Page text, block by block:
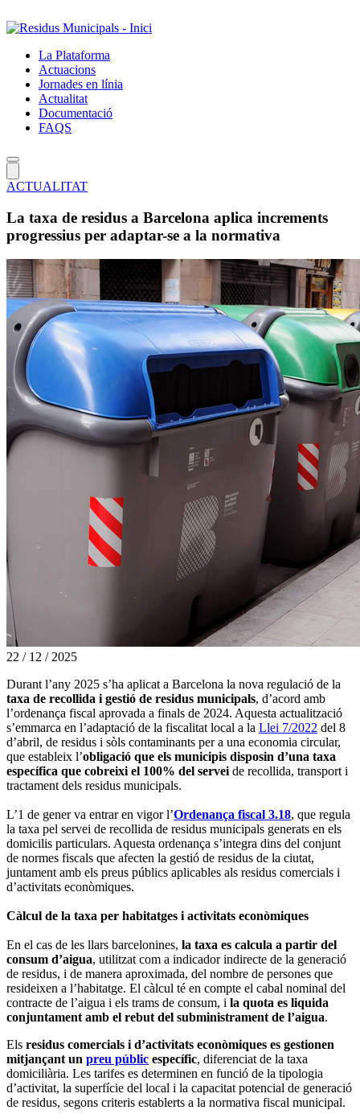
al
principalLa Plataforma
Actuacions
Jornades en línia
Actualitat
Documentació
FAQS
ACTUALITAT
La taxa de residus a Barcelona aplica increments
progressius per adaptar-se a la normativa
22 / 12 / 2025
Durant l’any 2025 s’ha aplicat a Barcelona la nova regulació de la
taxa de recollida i gestió de residus municipals, d’acord amb
l’ordenança fiscal aprovada a finals de 2024. Aquesta actualització
s’emmarca en l’adaptació de la fiscalitat local a la Llei 7/2022 del 8
d’abril, de residus i sòls contaminants per a una economia circular,
que estableix l’obligació que els municipis disposin d’una taxa
específica que cobreixi el 100% del serveide recollida, transport i
tractament dels residus municipals.
L’1 de gener va entrar en vigor l’Ordenança fiscal 3.18, que regula
la taxa pel servei de recollida de residus municipals generats en els
domicilis particulars. Aquesta ordenança s’integra dins del conjunt
de normes fiscals que afecten la gestió de residus de la ciutat,
juntament amb els preus públics aplicables als residus comercials i
d’activitats econòmiques.
Càlcul de la taxa per habitatges i activitats econòmiques
En el cas de les llars barcelonines, la taxa es calcula a partir del
consum d’aigua, utilitzat com a indicador indirecte de la generació
de residus, i de manera aproximada, del nombre de persones que
resideixen a l’habitatge. El càlcul té en compte el cabal nominal del
contracte de l’aigua i els trams de consum, i la quota es liquida
conjuntament amb el rebut del subministrament de l’aigua.
Els residus comercials i d’activitats econòmiques es gestionen
mitjançant un preu públic específic, diferenciat de la taxa
domiciliària. Les tarifes es determinen en funció de la tipologia
d’activitat, la superfície del local i la capacitat potencial de generació
de residus, segons criteris establerts a la normativa fiscal municipal.